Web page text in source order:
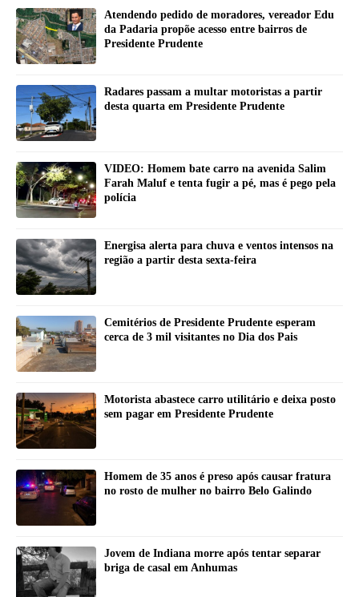
Atendendo pedido de moradores, vereador Edu
da Padaria propõe acesso entre bairros de
Presidente Prudente
Radares passam a multar motoristas a partir
desta quarta em Presidente Prudente
VIDEO: Homem bate carro na avenida Salim
Farah Maluf e tenta fugir a pé, mas é pego pela
polícia
Energisa alerta para chuva e ventos intensos na
região a partir desta sexta-feira
Cemitérios de Presidente Prudente esperam
cerca de 3 mil visitantes no Dia dos Pais
Motorista abastece carro utilitário e deixa posto
sem pagar em Presidente Prudente
Homem de 35 anos é preso após causar fratura
no rosto de mulher no bairro Belo Galindo
Jovem de Indiana morre após tentar separar
briga de casal em Anhumas